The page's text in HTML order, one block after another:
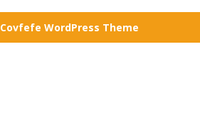
Covfefe WordPress Theme